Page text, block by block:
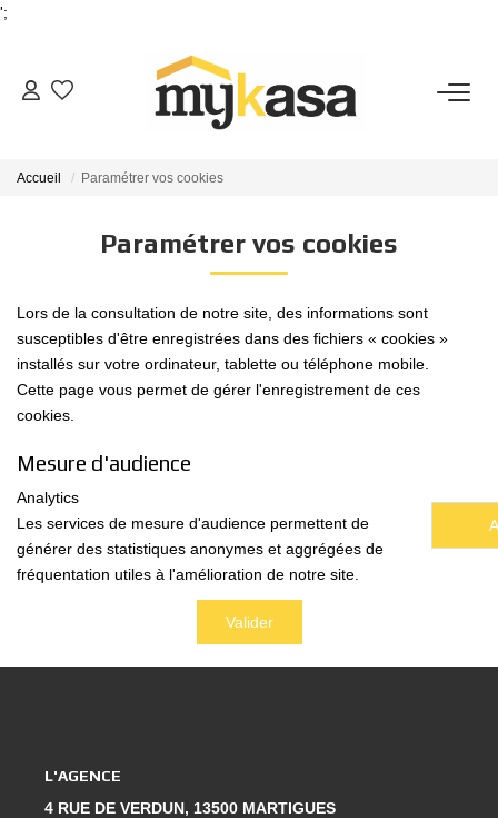
';
VENTES
ESTIMATION
PARRAINAGE
NOTRE AGENCE
Qui Sommes-Nous
Nous Rejoindre
Nos Actualités
Nos Témoignages
Nos Services
Accueil Paramétrer vos cookies
Paramétrer vos cookies
Lors de la consultation de notre site, des informations sont
susceptibles d'être enregistrées dans des fichiers « cookies »
installés sur votre ordinateur, tablette ou téléphone mobile.
Cette page vous permet de gérer l'enregistrement de ces
cookies.
Mesure d'audience
Analytics
Les services de mesure d'audience permettent de
générer des statistiques anonymes et aggrégées de
fréquentation utiles à l'amélioration de notre site.
Valider
L'AGENCE
4 RUE DE VERDUN, 13500 MARTIGUES